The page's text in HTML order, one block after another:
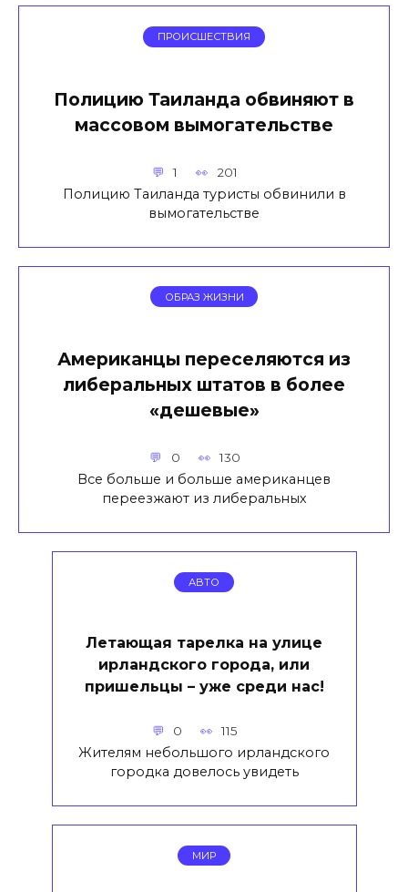
ПРОИСШЕСТВИЯ
Полицию Таиланда обвиняют в
массовом вымогательстве
1 201
Полицию Таиланда туристы обвинили в
вымогательстве
ОБРАЗ ЖИЗНИ
Американцы переселяются из
либеральных штатов в более
«дешевые»
0 130
Все больше и больше американцев
переезжают из либеральных
АВТО
Летающая тарелка на улице
ирландского города, или
пришельцы – уже среди нас!
0 115
Жителям небольшого ирландского
городка довелось увидеть
МИР